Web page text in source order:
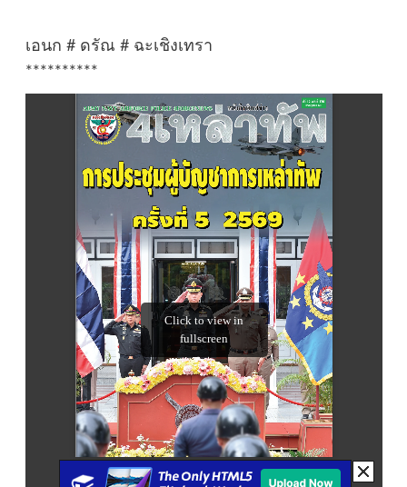
เอนก # ดรัณ # ฉะเชิงเทรา
**********